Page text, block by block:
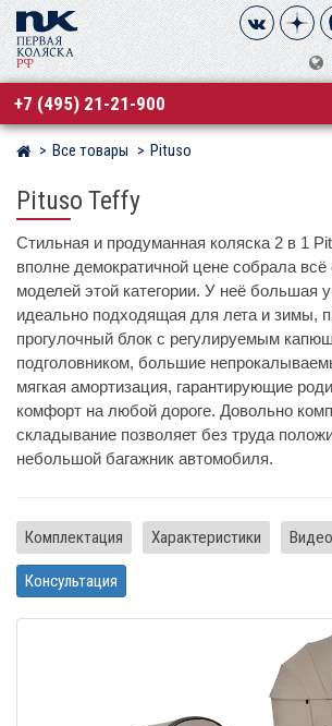
+7 (495) 21-21-900
Магазин детских колясок
Все товары Pituso
Pituso Teffy
Стильная и продуманная коляска 2 в 1
вполне демократичной цене собрала
моделей этой категории. У неё большая
идеально подходящая для лета и зимы,
прогулочный блок с регулируемым
подголовником, большие
мягкая амортизация, гарантирующие
комфорт на любой дороге. Довольно
складывание позволяет без труда
небольшой багажник автомобиля.
Комплектация Характеристики Видео
Консультация